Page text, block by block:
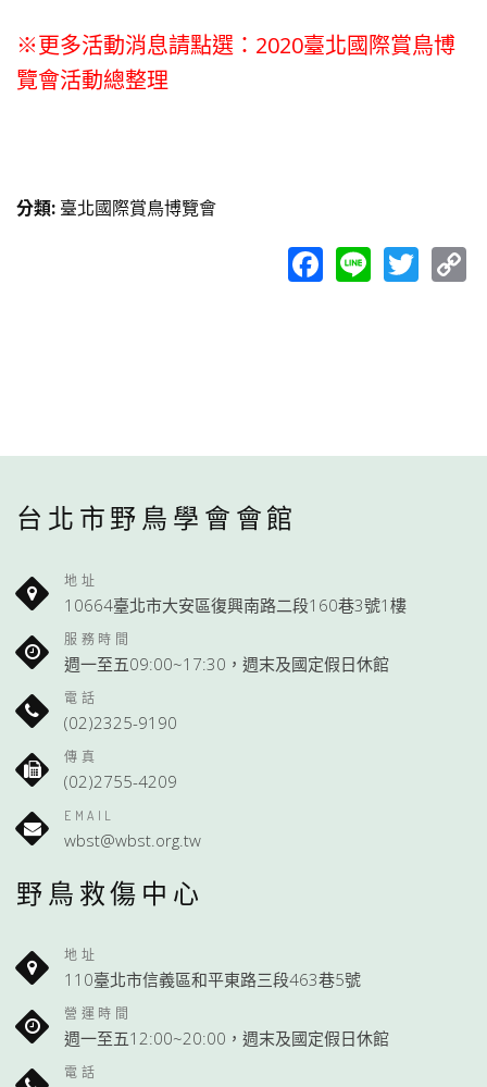
※更多活動消息請點選： 2020臺北國際賞鳥博
覽會活動總整理
分類: 臺北國際賞鳥博覽會
Facebook
Line
台北市野鳥學會會館
地址
10664臺北市大安區復興南路二段160巷3號1樓
服務時間
週一至五09:00~17:30，週末及國定假日休館
電話
(02)2325-9190
傳真
(02)2755-4209
EMAIL
wbst@wbst.org.tw
野鳥救傷中心
地址
110臺北市信義區和平東路三段463巷5號
營運時間
週一至五12:00~20:00，週末及國定假日休館
電話